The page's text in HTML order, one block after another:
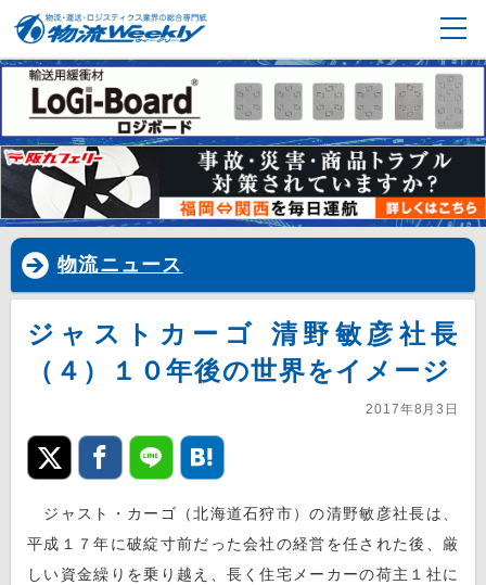
物流ニュース
ジャストカーゴ 清野敏彦社長
（４）１０年後の世界をイメージ
2017年8月3日
ジャスト・カーゴ（北海道石狩市）の清野敏彦社長は、
平成１７年に破綻寸前だった会社の経営を任された後、厳
しい資金繰りを乗り越え、長く住宅メーカーの荷主１社に